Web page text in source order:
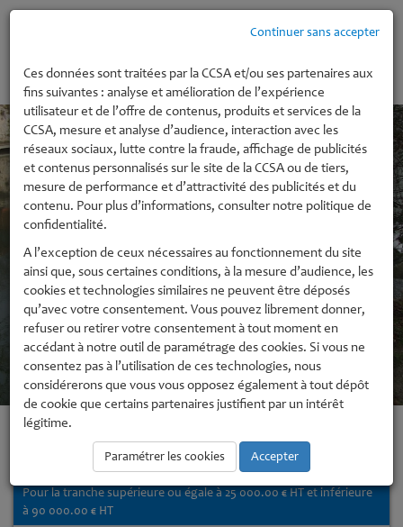
MENU
Marchés Publics
Marchés de services
Objet Attributaire
Montant
HT
Date
Pour la tranche supérieure ou égale à 25 000.00 € HT et inférieure
à 90 000.00 € HT
Continuer sans accepter
Ces données sont traitées par la CCSA et/ou ses partenaires aux
fins suivantes : analyse et amélioration de l’expérience
utilisateur et de l’offre de contenus, produits et services de la
CCSA, mesure et analyse d’audience, interaction avec les
réseaux sociaux, lutte contre la fraude, affichage de publicités
et contenus personnalisés sur le site de la CCSA ou de tiers,
mesure de performance et d’attractivité des publicités et du
contenu. Pour plus d’informations, consulter notre politique de
confidentialité.
A l’exception de ceux nécessaires au fonctionnement du site
ainsi que, sous certaines conditions, à la mesure d’audience, les
cookies et technologies similaires ne peuvent être déposés
qu’avec votre consentement. Vous pouvez librement donner,
refuser ou retirer votre consentement à tout moment en
accédant à notre outil de paramétrage des cookies. Si vous ne
consentez pas à l’utilisation de ces technologies, nous
considérerons que vous vous opposez également à tout dépôt
de cookie que certains partenaires justifient par un intérêt
légitime.
Paramétrer les cookies Accepter